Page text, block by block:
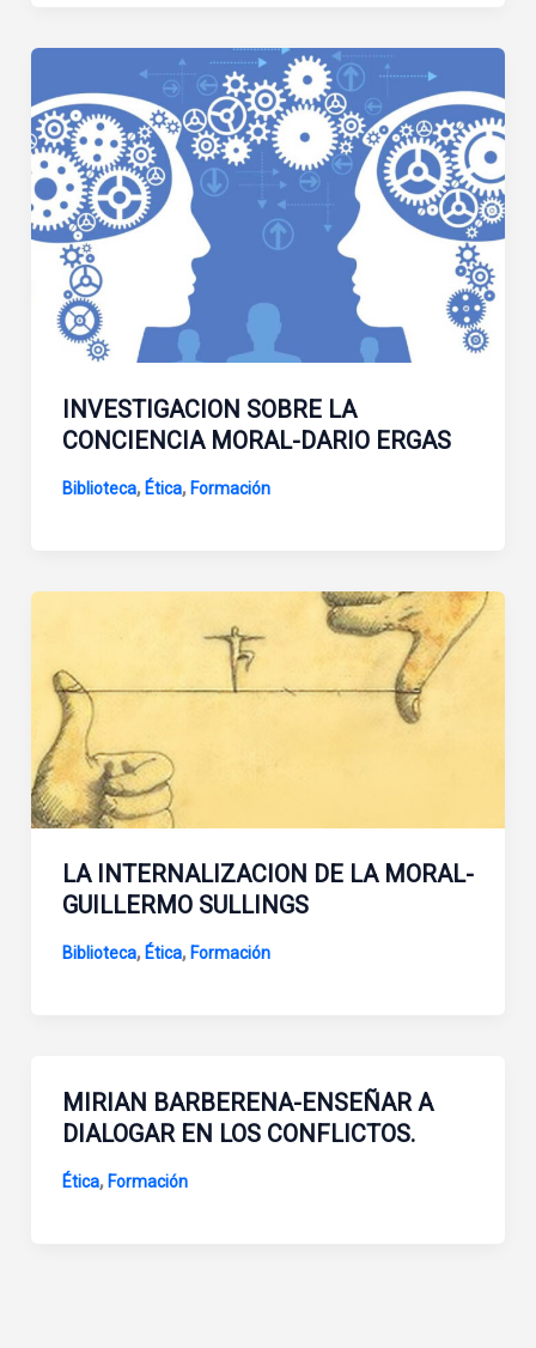
INVESTIGACION SOBRE LA
CONCIENCIA MORAL-DARIO ERGAS
Biblioteca, Ética, Formación
LA INTERNALIZACION DE LA MORAL-
GUILLERMO SULLINGS
Biblioteca, Ética, Formación
MIRIAN BARBERENA-ENSEÑAR A
DIALOGAR EN LOS CONFLICTOS.
Ética, Formación